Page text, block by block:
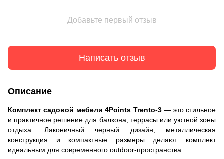
Добавьте первый отзыв
Написать отзыв
Описание
Комплект садовой мебели 4Points Trento-3— это стильное
и практичное решение для балкона, террасы или уютной зоны
отдыха. Лаконичный черный дизайн, металлическая
конструкция и компактные размеры делают комплект
идеальным для современного outdoor-пространства.